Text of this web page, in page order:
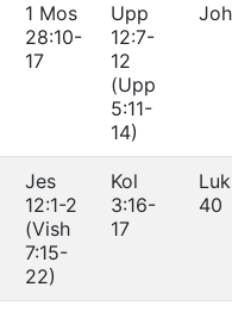
1 Mos
28:10-
17
Upp
12:7-
12
(Upp
5:11-
14)
Jes
12:1-2
(Vish
7:15-
22)
Kol
3:16-
17
40